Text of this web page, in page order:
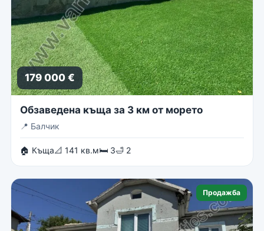
179 000 €
Обзаведена къща за 3 км от морето
📍 Балчик
🏠 Къща📐 141 кв.м🛏 3🛁 2
Продажба